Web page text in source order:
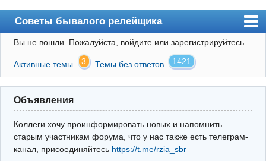
Советы бывалого релейщика
Форум
Правила
Поиск
Регистрация
Архив
Вы не вошли. Пожалуйста, войдите или зарегистрируйтесь.
Активные темы 3 Темы без ответов 1421
Объявления
Коллеги хочу проинформировать новых и напомнить
старым участникам форума, что у нас также есть телеграм-
канал, присоединяйтесь https://t.me/rzia_sbr